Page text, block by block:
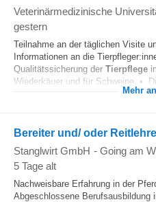
Veterinärmedizinische
gestern
Teilnahme an der täglichen Visite
Informationen an die
Qualitätssicherung der Tierpflege
Wiederkäuer und für Schweine •
Mehr
Bereiter und/ oder
Stanglwirt GmbH - Going am
5 Tage alt
Nachweisbare Erfahrung in der
Abgeschlossene Berufsausbildung